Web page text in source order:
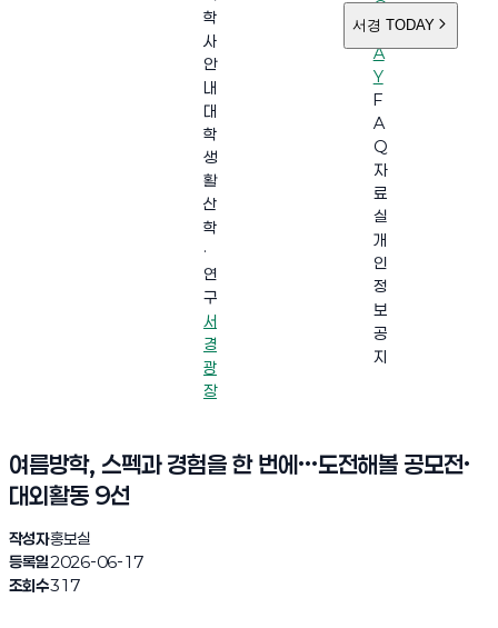
학
사
안
내
대
학
생
활
산
학
·
연
구
서
경
광
장
O
D
A
Y
F
A
Q
자
료
실
개
인
정
보
공
지
서경 TODAY
여름방학, 스펙과 경험을 한 번에···도전해볼 공모전·
대외활동 9선
작성자홍보실
등록일2026-06-17
조회수317